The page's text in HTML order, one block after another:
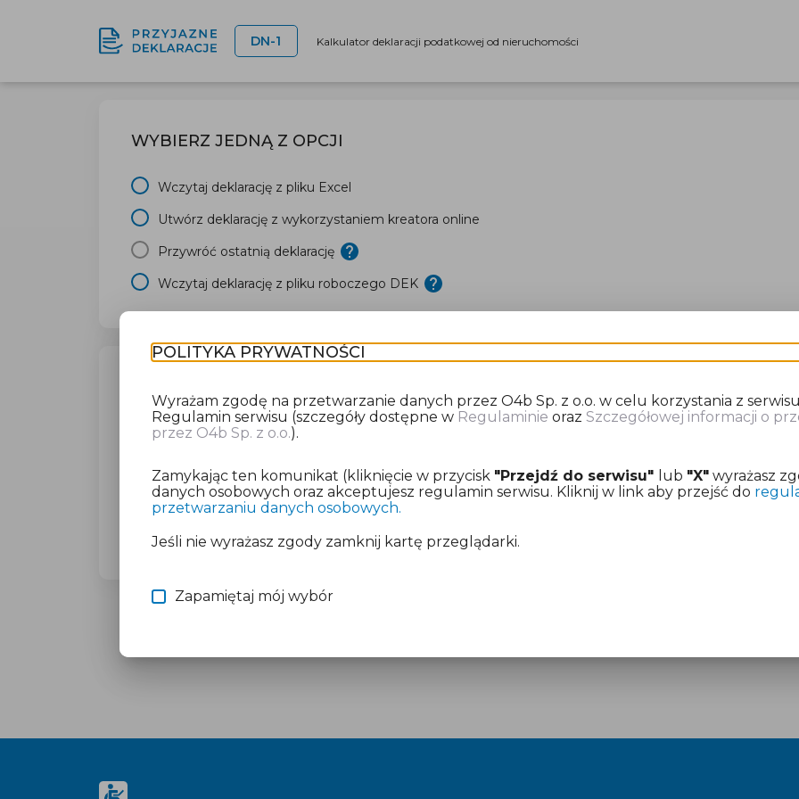
DN-1 Kalkulator deklaracji podatkowej od nieruchomości
WYBIERZ JEDNĄ Z OPCJI
Wczytaj deklarację z pliku Excel
Utwórz deklarację z wykorzystaniem kreatora online
Przywróć ostatnią deklarację
Wczytaj deklarację z pliku roboczego DEK
Dla wybranego miasta poprosimy Cię o dokonanie opłaty za przygotowanie deklaracji
Nie martw się o płatność, jeśli masz już aktywny dostęp.
Więcej informacji znajdziesz w dokumentach: Regulamin
POLITYKA PRYWATNOŚCI
Wyrażam zgodę na przetwarzanie danych przez O4b Sp. z o.o. w celu korzystania z
Regulamin serwisu (szczegóły dostępne w Regulaminie orazSzczegółowej informacji o
przez O4b Sp. z o.o.).
Zamykając ten komunikat (kliknięcie w przycisk "Przejdź do serwisu" lub "X" wyrażasz
danych osobowych oraz akceptujesz regulamin serwisu. Kliknij w link aby przejść do
przetwarzaniu danych osobowych.
Jeśli nie wyrażasz zgody zamknij kartę przeglądarki.
Zapamiętaj mój wybór